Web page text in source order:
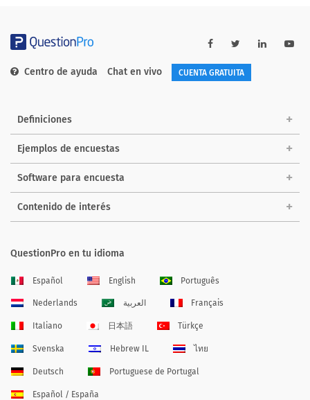
Centro de ayuda Chat en vivo CUENTA GRATUITA
Definiciones
Ejemplos de encuestas
Software para encuesta
Contenido de interés
QuestionPro en tu idioma
Español English Português
Nederlands العربية Français
Italiano 日本語 Türkçe
Svenska Hebrew IL ไทย
Deutsch Portuguese de Portugal
Español / España